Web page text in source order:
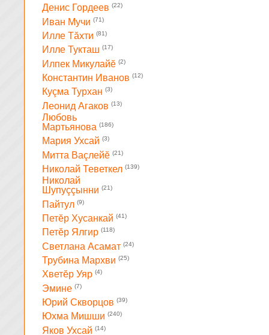
Денис Гордеев (22)
Иван Мучи (71)
Илле Тăхти (81)
Илле Тукташ (17)
Илпек Микулайĕ (2)
Константин Иванов (12)
Куçма Турхан (3)
Леонид Агаков (13)
Любовь
Мартьянова (186)
Мария Ухсай (3)
Митта Ваçлейĕ (21)
Николай Теветкел (139)
Николай
Шупуççынни (21)
Пайтул (9)
Петĕр Хусанкай (41)
Петĕр Ялгир (118)
Светлана Асамат (24)
Трубина Мархви (25)
Хветĕр Уяр (4)
Эмине (7)
Юрий Скворцов (39)
Юхма Мишши (240)
Яков Ухсай (14)